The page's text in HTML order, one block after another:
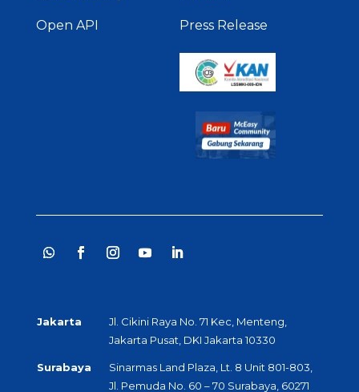
Open API Press Release
Jakarta
Jl. Cikini Raya No. 71 Kec, Menteng,
Jakarta Pusat, DKI Jakarta 10330
Surabaya
Sinarmas Land Plaza, Lt. 8 Unit 801-803,
Jl. Pemuda No. 60 – 70 Surabaya, 60271